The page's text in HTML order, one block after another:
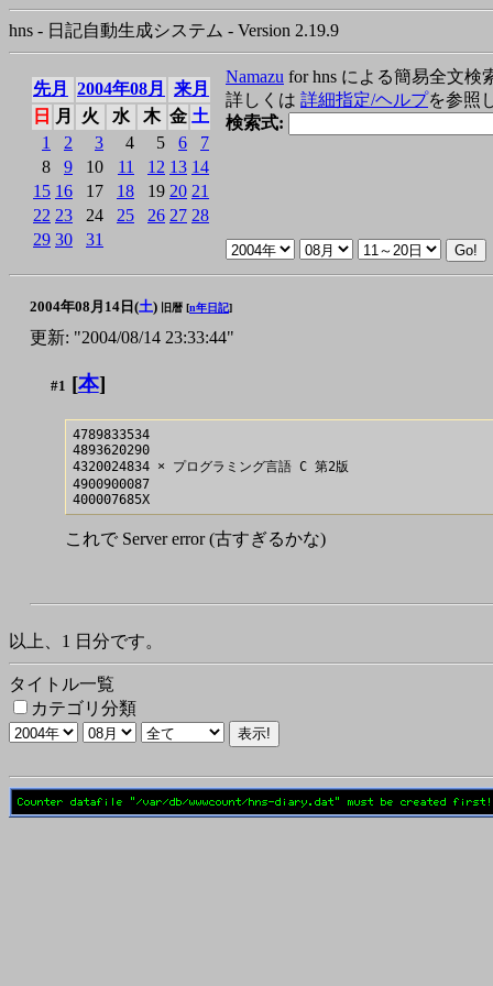
hns - 日記自動生成システム - Version 2.19.9
先月 2004年08月
来月
日
月 火 水 木 金 土
1
2 3 4 5 6
7
8
9 10 11 12 13 14
15 16 17 18 19 20 21
22 23 24 25 26 27 28
29 30 31
Namazu for hns による簡易全文検
詳しくは 詳細指定/ヘルプを参照
検索式:
2004年08月14日(土) 旧暦 [n年日記]
更新: "2004/08/14 23:33:44"
#1 [本]
4789833534
4893620290
4320024834 × プログラミング言語 C 第2版
4900900087
これで Server error (古すぎるかな)
以上、1 日分です。
タイトル一覧
カテゴリ分類